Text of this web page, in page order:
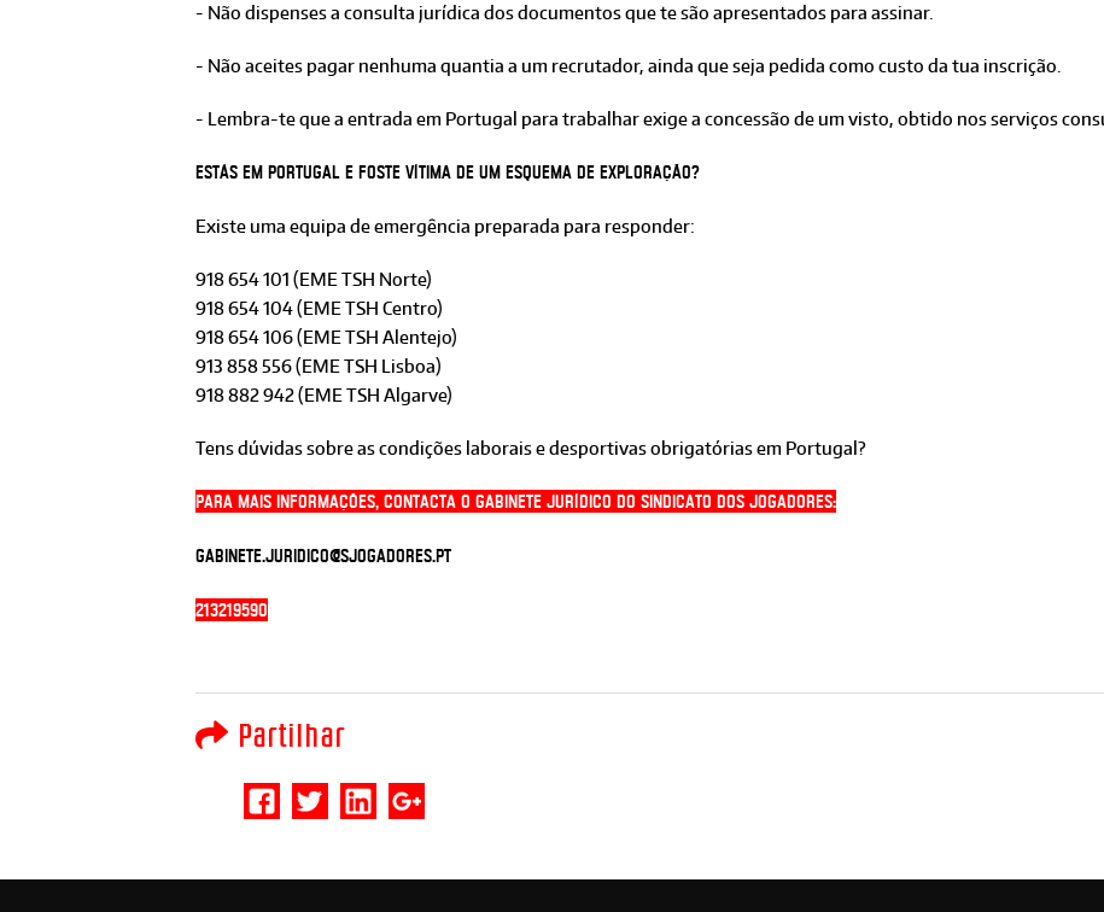
- Não dispenses a consulta jurídica dos documentos que te são apresentados para assinar.
- Não aceites pagar nenhuma quantia a um recrutador, ainda que seja pedida como custo da tua inscrição.
- Lembra-te que a entrada em Portugal para trabalhar exige a concessão de um visto, obtido nos serviços
Estás em Portugal e foste vítima de um esquema de exploração?
Existe uma equipa de emergência preparada para responder:
918 654 101 (EME TSH Norte)
918 654 104 (EME TSH Centro)
918 654 106 (EME TSH Alentejo)
913 858 556 (EME TSH Lisboa)
918 882 942 (EME TSH Algarve)
Tens dúvidas sobre as condições laborais e desportivas obrigatórias em Portugal?
Para mais informações, contacta o Gabinete Jurídico do Sindicato dos Jogadores:
gabinete.juridico@sjogadores.pt
213219590
Partilhar